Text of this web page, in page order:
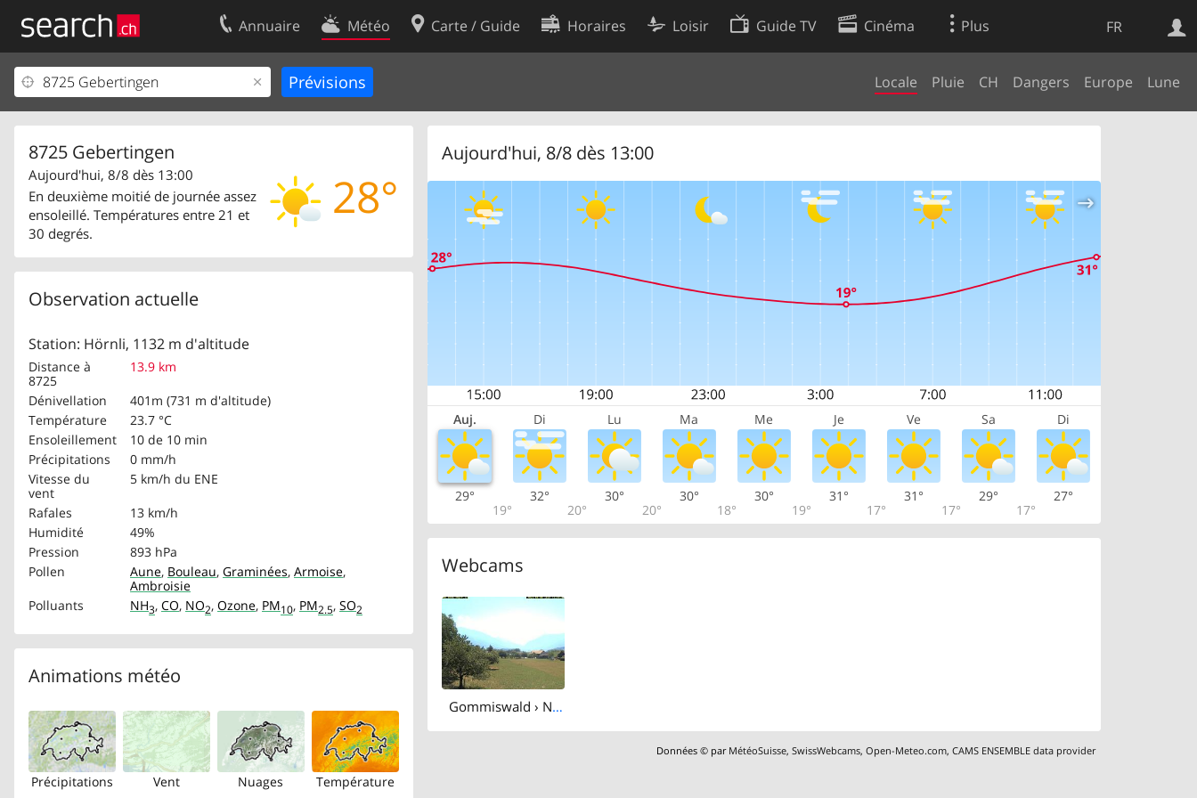
FR
Annuaire Météo Carte / Guide Horaires Loisir Guide TV Cinéma Plus
Locale Pluie CH Dangers Europe Lune
8725 Gebertingen
28°
Aujourd'hui, 8/8 dès 13:00
En deuxième moitié de journée assez
ensoleillé. Températures entre 21 et
30 degrés.
Observation actuelle
Station: Hörnli, 1132 m d'altitude
Distance à
8725
13.9 km
Dénivellation
401m (731 m d'altitude)
Température
23.7 °C
Ensoleillement
10 de 10 min
Précipitations
0 mm/h
Vitesse du
vent
5 km/h du ENE
Rafales
13 km/h
Humidité
49%
Pression
893 hPa
Pollen
Aune, Bouleau, Graminées, Armoise,
Ambroisie
Polluants
NH3, CO, NO2, Ozone, PM10, PM2.5, SO2
Animations météo
Précipitations Vent Nuages Température
Aujourd'hui, 8/8 dès 13:00
Auj. Di Lu Ma Me Je Ve Sa Di
29°
19°
32°
20°
30°
20°
30°
18°
30°
19°
31°
17°
31°
17°
29°
17°
27°
Webcams
Gommiswald › North: Tweralpspitz
Données © par MétéoSuisse,SwissWebcams,Open-Meteo.com,CAMS ENSEMBLE data provider
Web
Votre inscription
Centre clients
Mentions Légales
Contact
Conditions d’utilisation
Préférences de cookies